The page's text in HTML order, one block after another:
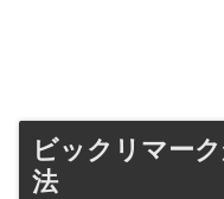
ビックリマー
法